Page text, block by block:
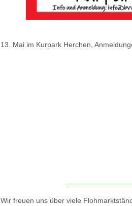
13. Mai im Kurpark Herchen,
Wir freuen uns über viele